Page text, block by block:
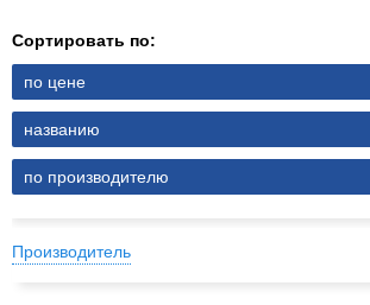
Сортировать по:
по цене
названию
по производителю
Производитель